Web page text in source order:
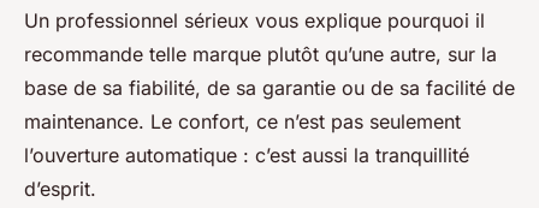
Un professionnel sérieux vous explique pourquoi il
recommande telle marque plutôt qu’une autre, sur la
base de sa fiabilité, de sa garantie ou de sa facilité de
maintenance. Le confort, ce n’est pas seulement
l’ouverture automatique : c’est aussi la tranquillité
d’esprit.